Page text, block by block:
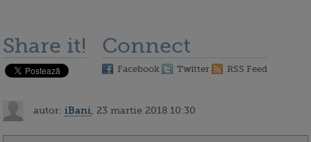
Share it! Connect
Facebook Twitter RSS Feed
autor: iBani , 23 martie 2018 10:30